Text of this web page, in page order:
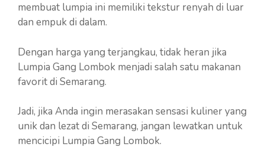
membuat lumpia ini memiliki tekstur renyah di luar
dan empuk di dalam.
Dengan harga yang terjangkau, tidak heran jika
Lumpia Gang Lombok menjadi salah satu makanan
favorit di Semarang.
Jadi, jika Anda ingin merasakan sensasi kuliner yang
unik dan lezat di Semarang, jangan lewatkan untuk
mencicipi Lumpia Gang Lombok.